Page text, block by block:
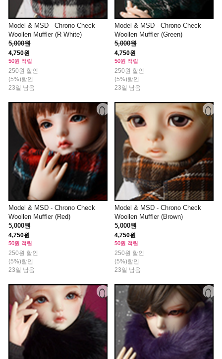
Model & MSD - Chrono Check
Woollen Muffler (R White)
5,000원
4,750원
50원 적립
250원 할인
(5%)할인
23일 남음
Model & MSD - Chrono Check
Woollen Muffler (Green)
5,000원
4,750원
50원 적립
250원 할인
(5%)할인
23일 남음
Model & MSD - Chrono Check
Woollen Muffler (Red)
5,000원
4,750원
50원 적립
250원 할인
(5%)할인
23일 남음
Model & MSD - Chrono Check
Woollen Muffler (Brown)
5,000원
4,750원
50원 적립
250원 할인
(5%)할인
23일 남음